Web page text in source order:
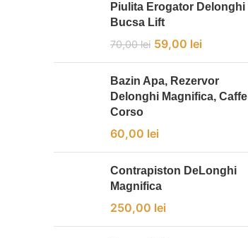
Piulita Erogator Delonghi
Bucsa Lift
70,00lei 59,00 lei
Bazin Apa, Rezervor
Delonghi Magnifica, Caffe
Corso
60,00 lei
Contrapiston DeLonghi
Magnifica
250,00 lei